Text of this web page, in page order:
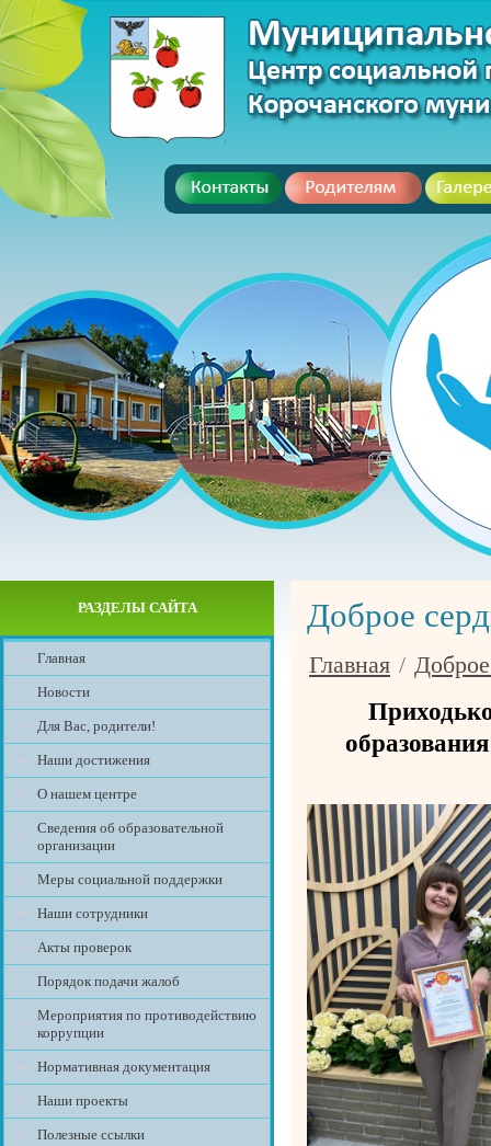
РАЗДЕЛЫ САЙТА
Главная
Новости
Для Вас, родители!
Наши достижения
О нашем центре
Сведения об образовательной
организации
Меры социальной поддержки
Наши сотрудники
Акты проверок
Порядок подачи жалоб
Мероприятия по противодействию
коррупции
Нормативная документация
Наши проекты
Полезные ссылки
Доброе
Главная /